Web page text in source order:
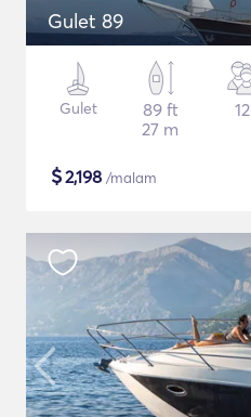
Gulet 89
Gulet
89 ft
27 m
12
$2,198 /malam